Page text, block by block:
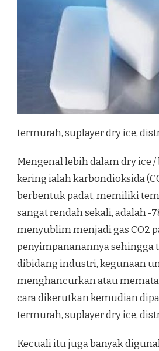
termurah, suplayer dry ice,
Mengenal lebih dalam dry ice /
kering ialah karbondioksida
berbentuk padat, memiliki
sangat rendah sekali, adalah -
menyublim menjadi gas CO2
penyimpananannya sehingga
dibidang industri, kegunaan
menghancurkan atau
cara dikerutkan kemudian
termurah, suplayer dry ice,
Kecuali itu juga banyak